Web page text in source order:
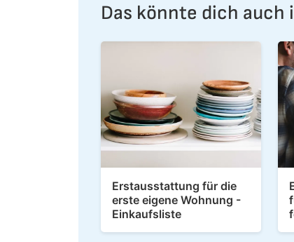
Das könnte dich auch
Erstausstattung für die
erste eigene Wohnung -
Einkaufsliste